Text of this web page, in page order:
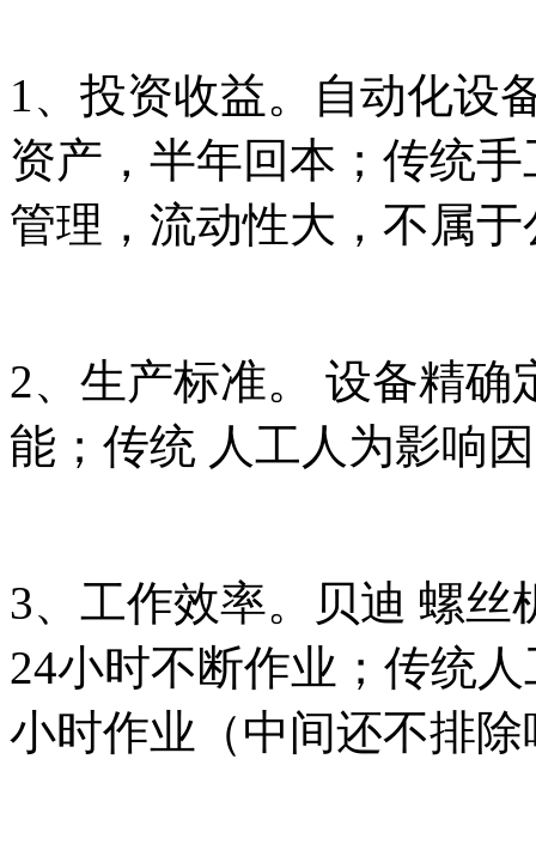
1、投资收益。自动化设
资产，半年回本；传统
管理，流动性大，不属
2、生产标准。 设备精确
能；传统 人工人为影响
3、工作效率。贝迪 螺丝
24小时不断作业；传统
小时作业（中间还不排